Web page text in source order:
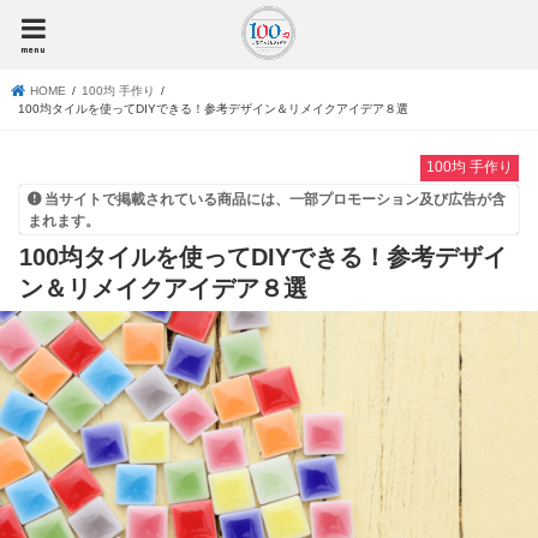
menu
HOME
100均 手作り
100均タイルを使ってDIYできる！参考デザイン＆リメイクアイデア８選
100均 手作り
当サイトで掲載されている商品には、一部プロモーション及び広告が含
まれます。
100均タイルを使ってDIYできる！参考デザイ
ン＆リメイクアイデア８選